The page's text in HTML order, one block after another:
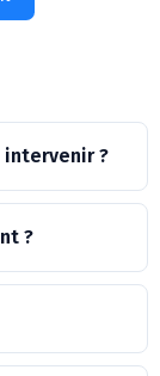
intervenir ?
?